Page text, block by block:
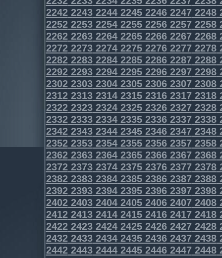
2242224322442245224622472248
2252225322542255225622572258
2262226322642265226622672268
2272227322742275227622772278
2282228322842285228622872288
2292229322942295229622972298
2302230323042305230623072308
2312231323142315231623172318
2322232323242325232623272328
2332233323342335233623372338
2342234323442345234623472348
2352235323542355235623572358
2362236323642365236623672368
2372237323742375237623772378
2382238323842385238623872388
2392239323942395239623972398
2402240324042405240624072408
2412241324142415241624172418
2422242324242425242624272428
2432243324342435243624372438
2442244324442445244624472448